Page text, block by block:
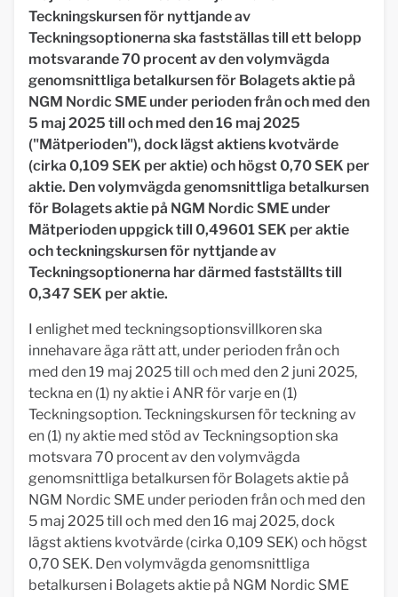
Teckningskursen för nyttjande av
Teckningsoptionerna ska fastställas till ett belopp
motsvarande 70 procent av den volymvägda
genomsnittliga betalkursen för Bolagets aktie på
NGM Nordic SME under perioden från och med den
5 maj 2025 till och med den 16 maj 2025
("Mätperioden"), dock lägst aktiens kvotvärde
(cirka 0,109 SEK per aktie) och högst 0,70 SEK per
aktie. Den volymvägda genomsnittliga betalkursen
för Bolagets aktie på NGM Nordic SME under
Mätperioden uppgick till 0,49601 SEK per aktie
och teckningskursen för nyttjande av
Teckningsoptionerna har därmed fastställts till
0,347 SEK per aktie.
I enlighet med teckningsoptionsvillkoren ska
innehavare äga rätt att, under perioden från och
med den 19 maj 2025 till och med den 2 juni 2025,
teckna en (1) ny aktie i ANR för varje en (1)
Teckningsoption. Teckningskursen för teckning av
en (1) ny aktie med stöd av Teckningsoption ska
motsvara 70 procent av den volymvägda
genomsnittliga betalkursen för Bolagets aktie på
NGM Nordic SME under perioden från och med den
5 maj 2025 till och med den 16 maj 2025, dock
lägst aktiens kvotvärde (cirka 0,109 SEK) och högst
0,70 SEK. Den volymvägda genomsnittliga
betalkursen i Bolagets aktie på NGM Nordic SME